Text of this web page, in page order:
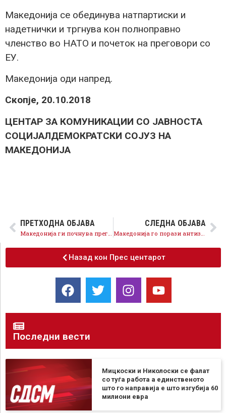
Македонија се обединува натпартиски и
надетнички и тргнува кон полноправно
членство во НАТО и почеток на преговори со
ЕУ.
Македонија оди напред.
Скопје, 20.10.2018
ЦЕНТАР ЗА КОМУНИКАЦИИ СО ЈАВНОСТА
СОЦИЈАЛДЕМОКРАТСКИ СОЈУЗ НА
МАКЕДОНИЈА
ПРЕТХОДНА ОБЈАВА
Македонија ги почнува преговорите со НАТО, пратениците да го обезбедат членството преку усвојување на уставните измени
СЛЕДНА ОБЈАВА
Македонија го порази антизападното раководство на ВМРО-ДПМНЕ предводено од Мицкоски и незапирливо тргна кон интеграција во ЕУ и НАТО
Назад кон Прес центарот
Последни вести
Мицкоски и Николоски се фалат
со туѓа работа а единственото
што го направија е што изгубија 60
милиони евра